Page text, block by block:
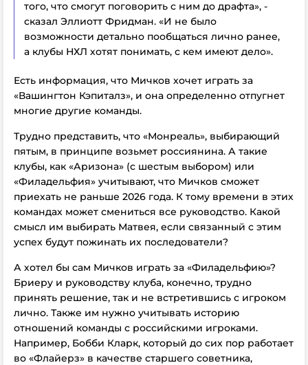
того, что смогут поговорить с ним до драфта», -
сказал Эллиотт Фридман. «И не было
возможности детально пообщаться лично ранее,
а клубы НХЛ хотят понимать, с кем имеют дело».
Есть информация, что Мичков хочет играть за
«Вашингтон Кэпиталз», и она определенно отпугнет
многие другие команды.
Трудно представить, что «Монреаль», выбирающий
пятым, в принципе возьмет россиянина. А такие
клубы, как «Аризона» (с шестым выбором) или
«Филадельфия» учитывают, что Мичков сможет
приехать не раньше 2026 года. К тому времени в этих
командах может смениться все руководство. Какой
смысл им выбирать Матвея, если связанный с этим
успех будут пожинать их последователи?
А хотел бы сам Мичков играть за «Филадельфию»?
Бриеру и руководству клуба, конечно, трудно
принять решение, так и не встретившись с игроком
лично. Также им нужно учитывать историю
отношений команды с российскими игроками.
Например, Бобби Кларк, который до сих пор работает
во «Флайерз» в качестве старшего советника,